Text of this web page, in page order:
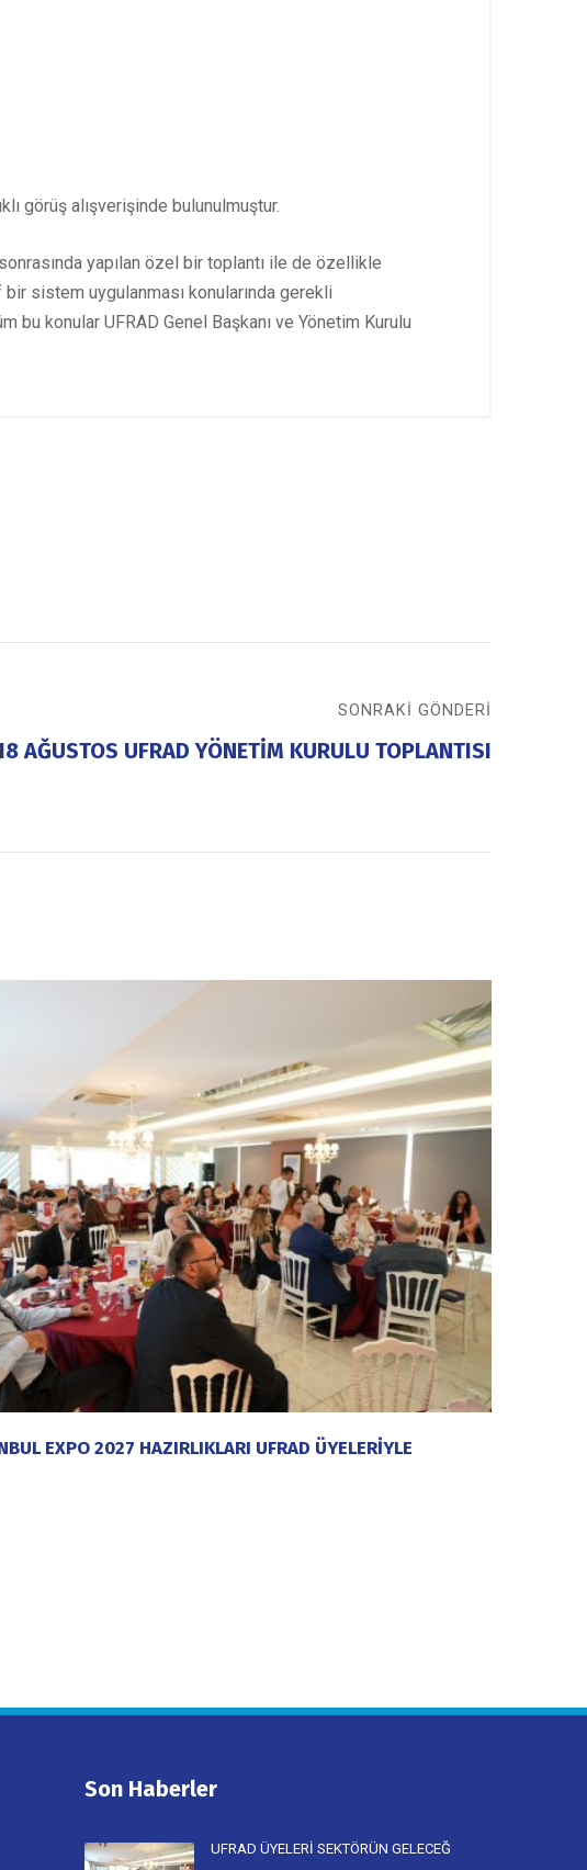
görüş alışverişinde bulunulmuştur.
yapılan özel bir toplantı ile de özellikle
sistem uygulanması konularında gerekli
bu konular UFRAD Genel Başkanı ve Yönetim Kurulu
SONRAKI GÖNDERI
AĞUSTOS UFRAD YÖNETİM KURULU TOPLANTISI
EXPO 2027 HAZIRLIKLARI UFRAD ÜYELERİYLE
Son Haberler
UFRAD ÜYELERİ SEKTÖRÜN GELECEĞ